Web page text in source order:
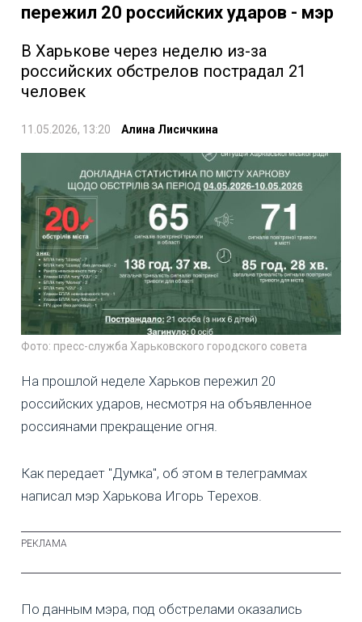
пережил 20 российских ударов - мэр
В Харькове через неделю из-за
российских обстрелов пострадал 21
человек
11.05.2026, 13:20 Алина Лисичкина
Фото: пресс-служба Харьковского городского совета
На прошлой неделе Харьков пережил 20
российских ударов, несмотря на объявленное
россиянами прекращение огня.
Как передает "Думка", об этом в телеграммах
написал мэр Харькова Игорь Терехов.
По данным мэра, под обстрелами оказались